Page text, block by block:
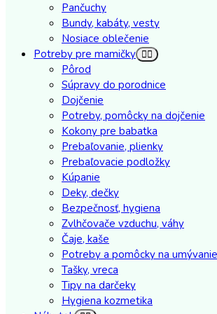
Pančuchy
Bundy, kabáty, vesty
Nosiace oblečenie
Potreby pre mamičky
Pôrod
Súpravy do porodnice
Dojčenie
Potreby, pomôcky na dojčenie
Kokony pre babatka
Prebaľovanie, plienky
Prebaľovacie podložky
Kúpanie
Deky, dečky
Bezpečnosť, hygiena
Zvlhčovače vzduchu, váhy
Čaje, kaše
Potreby a pomôcky na
Tašky, vreca
Tipy na darčeky
Hygiena kozmetika